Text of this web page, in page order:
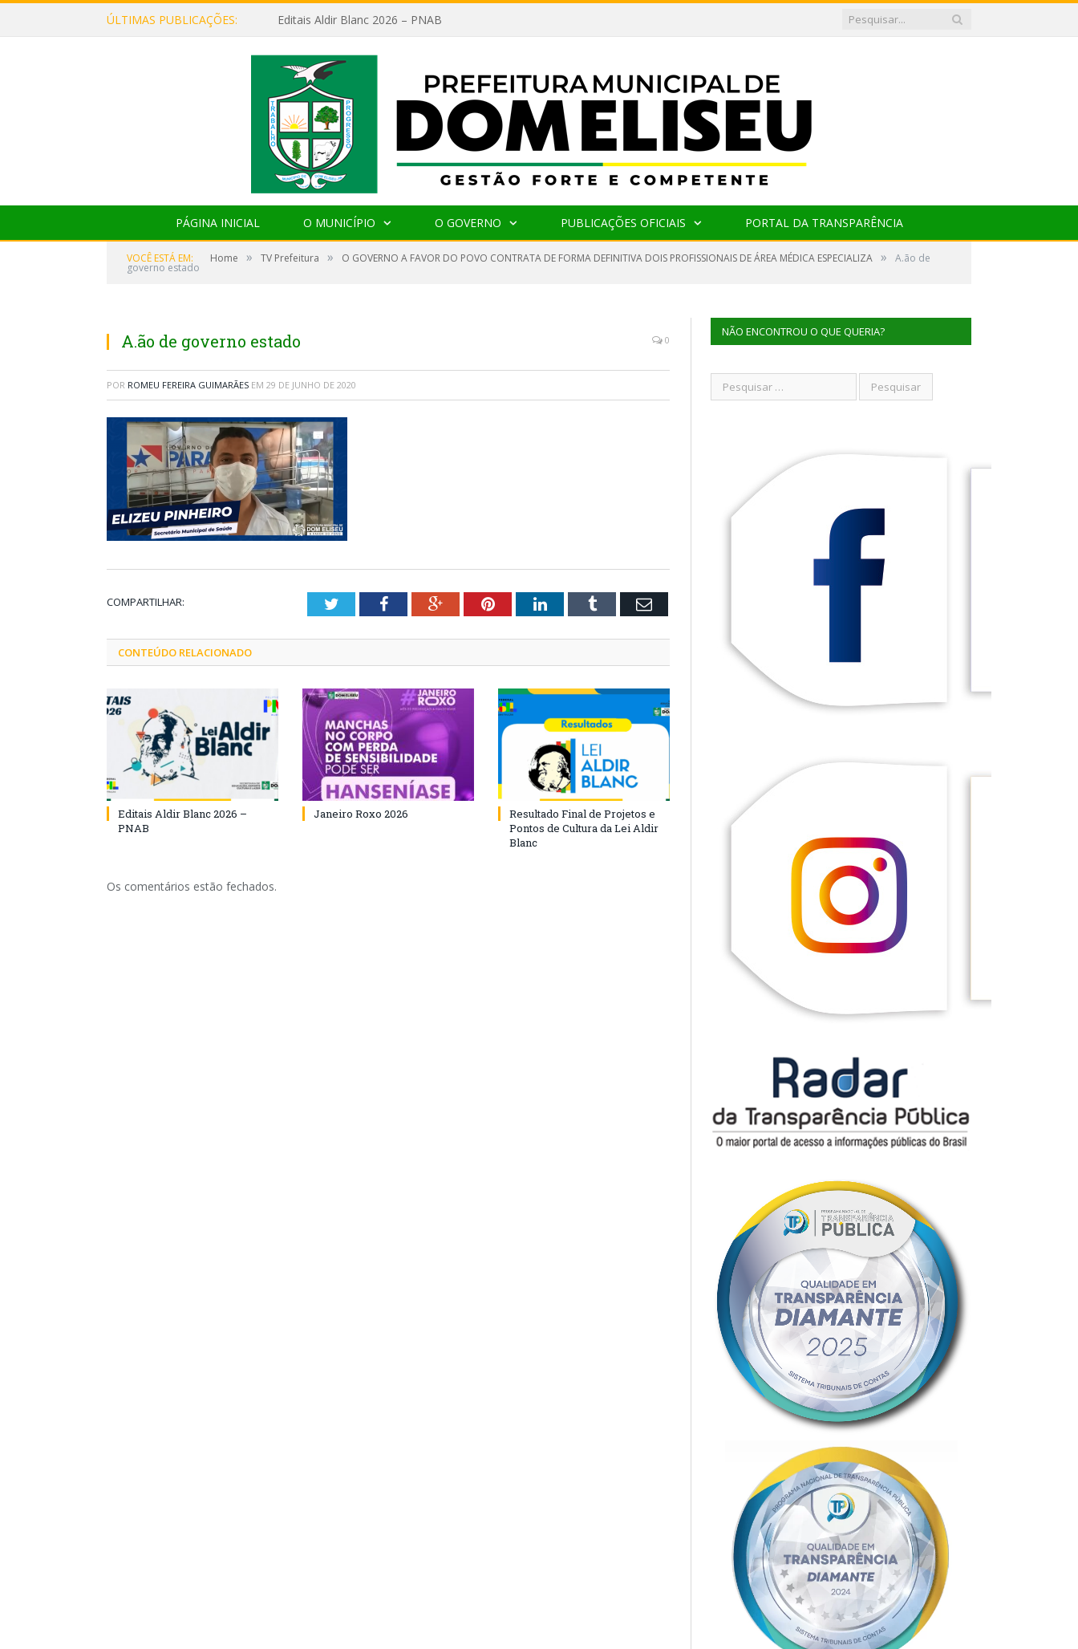
ÚLTIMAS PUBLICAÇÕES: Editais Aldir Blanc 2026 – PNAB
PÁGINA INICIAL O MUNICÍPIO O GOVERNO PUBLICAÇÕES OFICIAIS PORTAL DA TRANSPARÊNCIA
VOCÊ ESTÁ EM: Home » TV Prefeitura » O GOVERNO A FAVOR DO POVO CONTRATA DE FORMA DEFINITIVA DOIS PROFISSIONAIS DE ÁREA MÉDICA ESPECIALIZA » A.ão de
governo estado
A.ão de governo estado 0
POR ROMEU FEREIRA GUIMARÃES EM 29 DE JUNHO DE 2020
COMPARTILHAR: TwitterFacebookGoogle+PinterestLinkedInTumblr Email
CONTEÚDO RELACIONADO
Editais Aldir Blanc 2026 –
PNAB
Janeiro Roxo 2026
Resultado Final de Projetos e
Pontos de Cultura da Lei Aldir
Blanc
Os comentários estão fechados.
NÃO ENCONTROU O QUE QUERIA?